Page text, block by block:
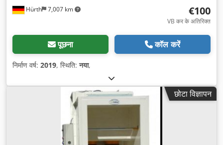
Hürth 7,007 km €100
VB कर के अतिरिक्त
पूछना कॉल करें
निर्माण वर्ष: 2019, स्थिति:नया,
छोटा विज्ञापन